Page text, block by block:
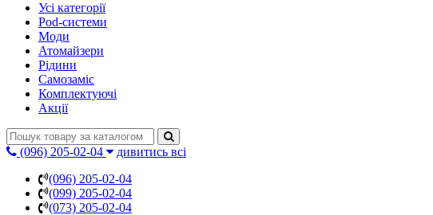
Усі категорії
Pod-системи
Моди
Атомайзери
Рідини
Самозаміс
Комплектуючі
Акції
(096) 205-02-04
дивитись всі
(096) 205-02-04
(099) 205-02-04
(073) 205-02-04